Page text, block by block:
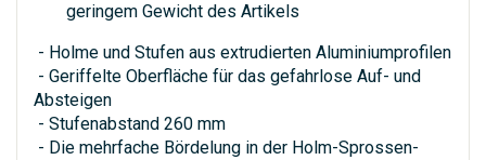
geringem Gewicht des Artikels
- Holme und Stufen aus extrudierten Aluminiumprofilen
- Geriffelte Oberfläche für das gefahrlose Auf- und
Absteigen
- Stufenabstand 260 mm
- Die mehrfache Bördelung in der Holm-Sprossen-